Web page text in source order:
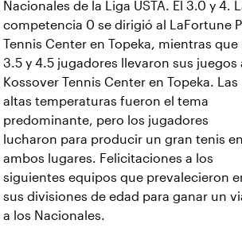
Nacionales de la Liga USTA. El 3.0 y 4.
competencia 0 se dirigió al LaFortune
Tennis Center en Topeka, mientras que
3.5 y 4.5 jugadores llevaron sus juegos
Kossover Tennis Center en Topeka. Las
altas temperaturas fueron el tema
predominante, pero los jugadores
lucharon para producir un gran tenis en
ambos lugares. Felicitaciones a los
siguientes equipos que prevalecieron
sus divisiones de edad para ganar un
a los Nacionales.